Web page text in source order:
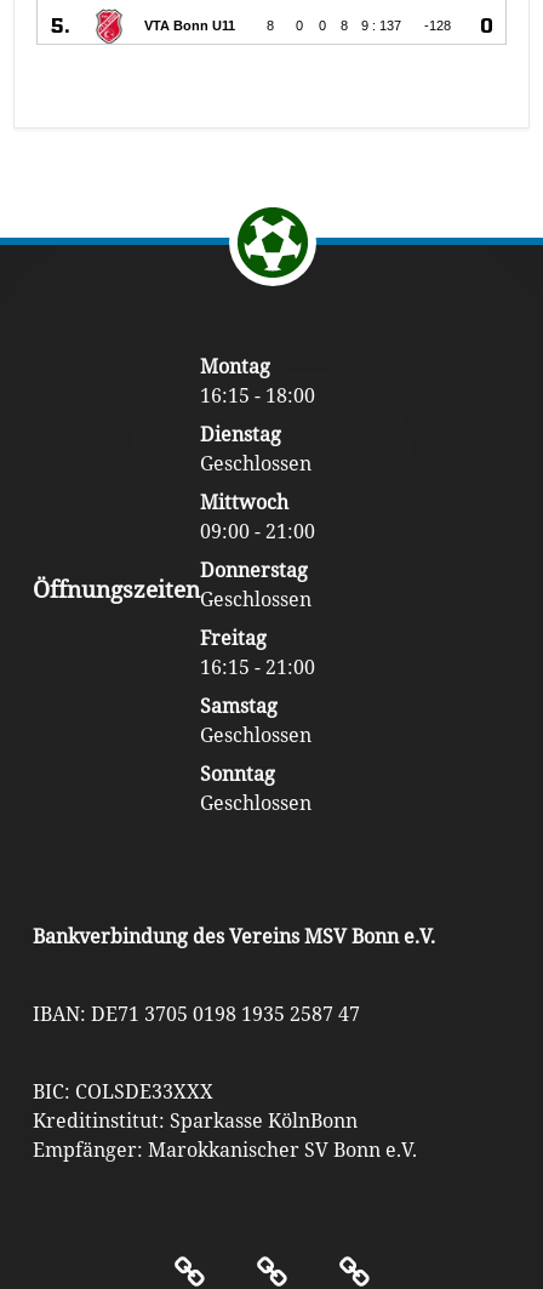
Return to the top of the page.
Öffnungszeiten
Montag
16:15 - 18:00
Dienstag
Geschlossen
Mittwoch
09:00 - 21:00
Donnerstag
Geschlossen
Freitag
16:15 - 21:00
Samstag
Geschlossen
Sonntag
Geschlossen
Bankverbindung des Vereins MSV Bonn e.V.
IBAN: DE71 3705 0198 1935 2587 47
BIC: COLSDE33XXX
Kreditinstitut: Sparkasse KölnBonn
Empfänger: Marokkanischer SV Bonn e.V.
Kontakt ImpressumDatenschutz